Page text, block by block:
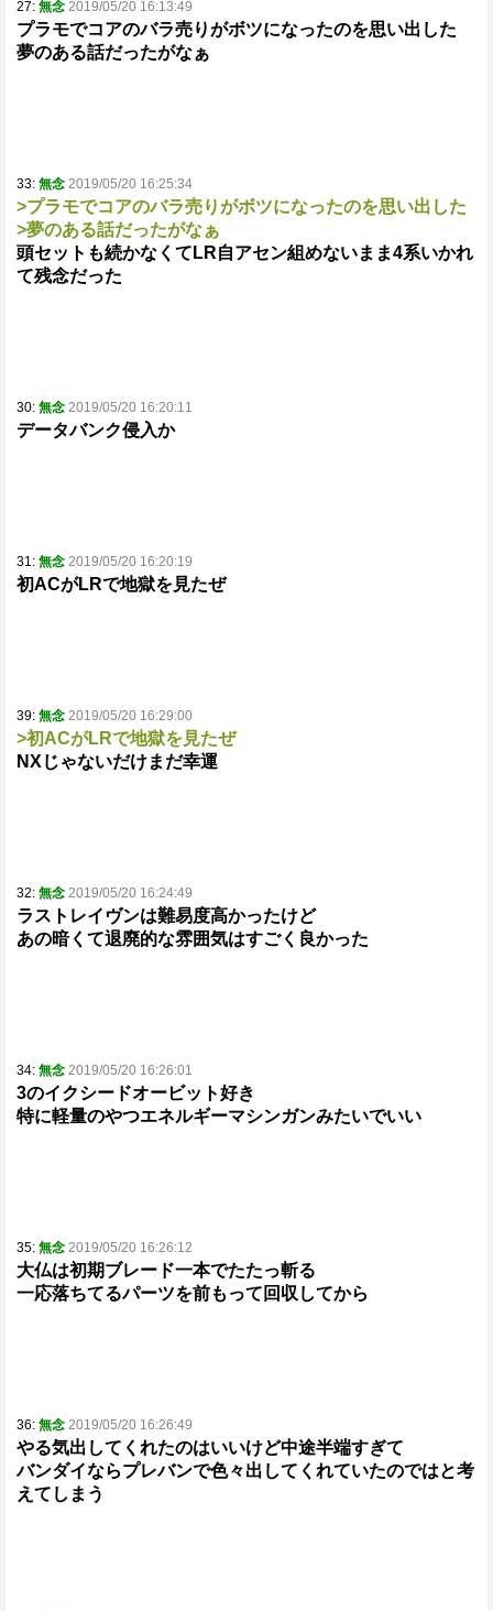
27: 無念 2019/05/20 16:13:49
プラモでコアのバラ売りがボツになったのを思い出した
夢のある話だったがなぁ
33: 無念 2019/05/20 16:25:34
>プラモでコアのバラ売りがボツになったのを思い出した
>夢のある話だったがなぁ
頭セットも続かなくてLR自アセン組めないまま4系いかれ
て残念だった
30: 無念 2019/05/20 16:20:11
データバンク侵入か
31: 無念 2019/05/20 16:20:19
初ACがLRで地獄を見たぜ
39: 無念 2019/05/20 16:29:00
>初ACがLRで地獄を見たぜ
NXじゃないだけまだ幸運
32: 無念 2019/05/20 16:24:49
ラストレイヴンは難易度高かったけど
あの暗くて退廃的な雰囲気はすごく良かった
34: 無念 2019/05/20 16:26:01
3のイクシードオービット好き
特に軽量のやつエネルギーマシンガンみたいでいい
35: 無念 2019/05/20 16:26:12
大仏は初期ブレード一本でたたっ斬る
一応落ちてるパーツを前もって回収してから
36: 無念 2019/05/20 16:26:49
やる気出してくれたのはいいけど中途半端すぎて
バンダイならプレバンで色々出してくれていたのではと考
えてしまう